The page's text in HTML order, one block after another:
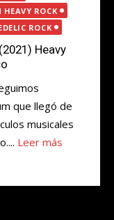
ROCK
ROCK
Heavy
que llegó de
musicales
Leer más